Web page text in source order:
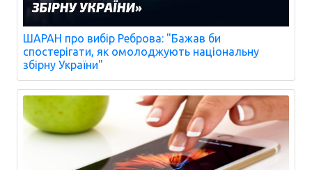
ШАРАН про вибір Реброва: "Бажав би
спостерігати, як омолоджують національну
збірну України"